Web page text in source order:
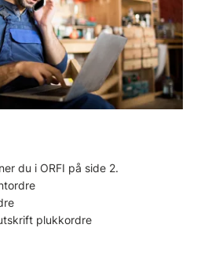
du i ORFI på side 2.
plukkordre